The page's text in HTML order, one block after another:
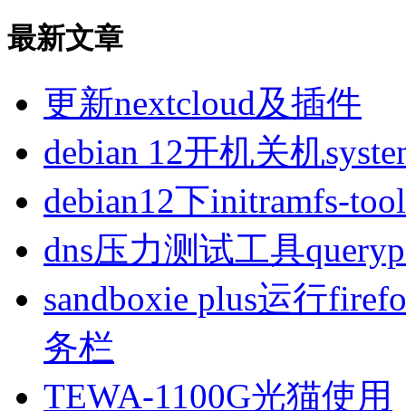
最新文章
更新nextcloud及插件
debian 12开机关机
debian12下initramfs-
dns压力测试工具
sandboxie plus运行
务栏
TEWA-1100G光猫使用